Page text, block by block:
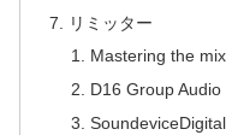
リミッター
Mastering the
D16 Group